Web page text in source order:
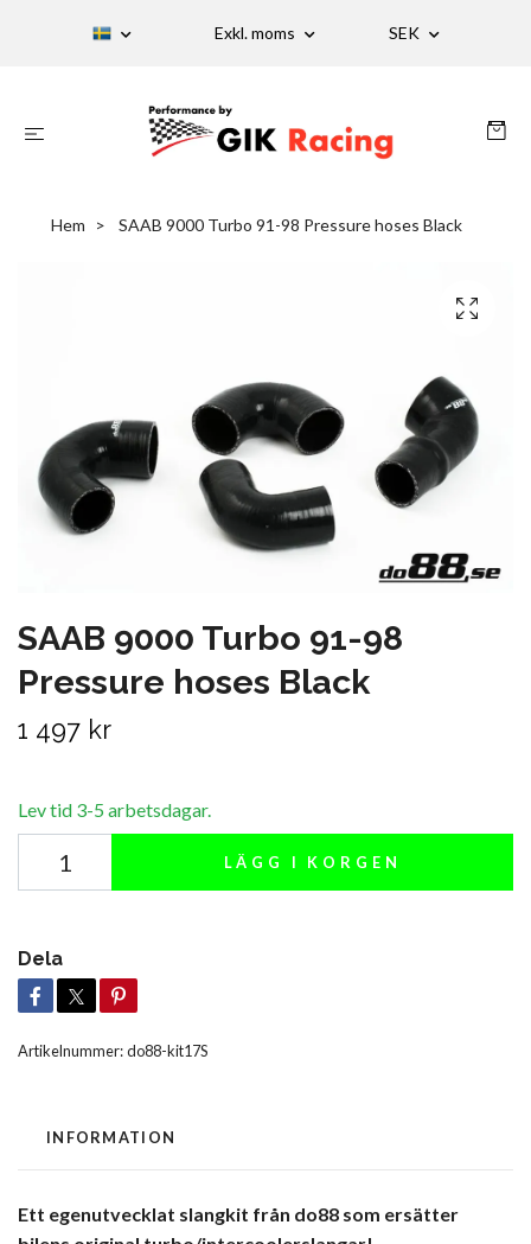
Exkl. moms SEK
Hem SAAB 9000 Turbo 91-98 Pressure hoses Black
SAAB 9000 Turbo 91-98
Pressure hoses Black
1 497 kr
Lev tid 3-5 arbetsdagar.
LÄGG I KORGEN
Dela
Artikelnummer:do88-kit17S
INFORMATION
Ett egenutvecklat slangkit från do88 som ersätter